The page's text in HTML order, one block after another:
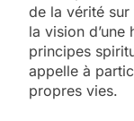
de la vérité sur
la vision
principes
appelle à
propres vies.